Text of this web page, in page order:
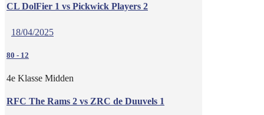
CL DolFier 1 vs Pickwick Players 2
18/04/2025
80 - 12
4e Klasse Midden
RFC The Rams 2 vs ZRC de Duuvels 1